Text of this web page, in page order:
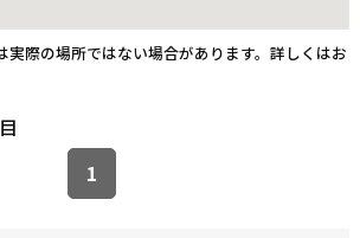
際の場所ではない場合があります。詳しくはお
1